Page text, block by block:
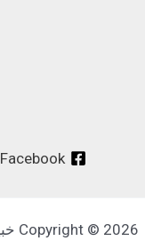
Facebook